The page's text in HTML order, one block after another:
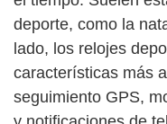
deporte, como la
lado, los relojes
características más
seguimiento GPS,